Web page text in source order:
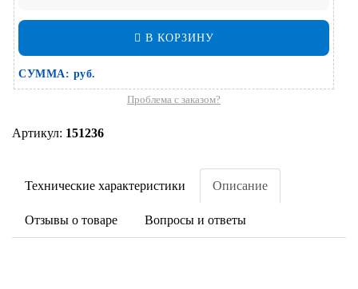
В КОРЗИНУ
СУММА: руб.
Проблема с заказом?
Артикул: 151236
Технические характеристики Описание
Отзывы о товаре Вопросы и ответы